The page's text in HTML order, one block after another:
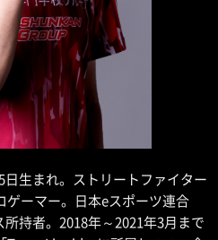
日生まれ。ストリートファイター
ゲーマー。日本eスポーツ連合
所持者。2018年～2021年3月まで